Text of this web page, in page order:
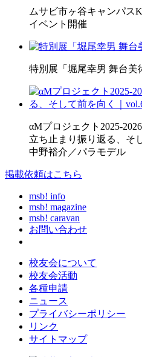
ムサビ市ヶ谷キャンパス
イベント開催
特別展「堀尾幸男 舞台美
αMプロジェクト2025-2026
立ち止まり振り返る、そ
中野裕介／パラモデル
掲載依頼はこちら
msb! info
msb! magazine
msb! caravan
お問い合わせ
校友会について
校友会活動
各種申請
ニュース
プライバシーポリシー
リンク
サイトマップ